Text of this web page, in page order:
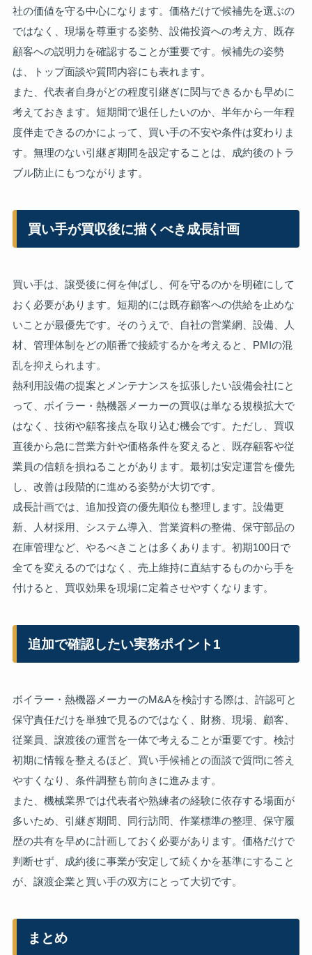
社の価値を守る中心になります。価格だけで候補先を選ぶの
ではなく、現場を尊重する姿勢、設備投資への考え方、既存
顧客への説明力を確認することが重要です。候補先の姿勢
は、トップ面談や質問内容にも表れます。
また、代表者自身がどの程度引継ぎに関与できるかも早めに
考えておきます。短期間で退任したいのか、半年から一年程
度伴走できるのかによって、買い手の不安や条件は変わりま
す。無理のない引継ぎ期間を設定することは、成約後のトラ
ブル防止にもつながります。
買い手が買収後に描くべき成長計画
買い手は、譲受後に何を伸ばし、何を守るのかを明確にして
おく必要があります。短期的には既存顧客への供給を止めな
いことが最優先です。そのうえで、自社の営業網、設備、人
材、管理体制をどの順番で接続するかを考えると、PMIの混
乱を抑えられます。
熱利用設備の提案とメンテナンスを拡張したい設備会社にと
って、ボイラー・熱機器メーカーの買収は単なる規模拡大で
はなく、技術や顧客接点を取り込む機会です。ただし、買収
直後から急に営業方針や価格条件を変えると、既存顧客や従
業員の信頼を損ねることがあります。最初は安定運営を優先
し、改善は段階的に進める姿勢が大切です。
成長計画では、追加投資の優先順位も整理します。設備更
新、人材採用、システム導入、営業資料の整備、保守部品の
在庫管理など、やるべきことは多くあります。初期100日で
全てを変えるのではなく、売上維持に直結するものから手を
付けると、買収効果を現場に定着させやすくなります。
追加で確認したい実務ポイント1
ボイラー・熱機器メーカーのM&Aを検討する際は、許認可と
保守責任だけを単独で見るのではなく、財務、現場、顧客、
従業員、譲渡後の運営を一体で考えることが重要です。検討
初期に情報を整えるほど、買い手候補との面談で質問に答え
やすくなり、条件調整も前向きに進みます。
また、機械業界では代表者や熟練者の経験に依存する場面が
多いため、引継ぎ期間、同行訪問、作業標準の整理、保守履
歴の共有を早めに計画しておく必要があります。価格だけで
判断せず、成約後に事業が安定して続くかを基準にすること
が、譲渡企業と買い手の双方にとって大切です。
まとめ